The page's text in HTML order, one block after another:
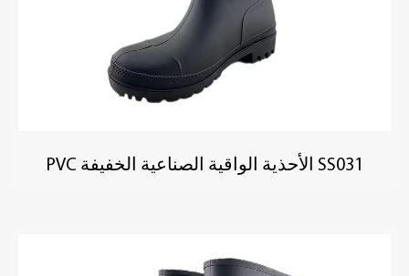
SS031 الأحذية الواقية الصناعية الخفيفة PVC